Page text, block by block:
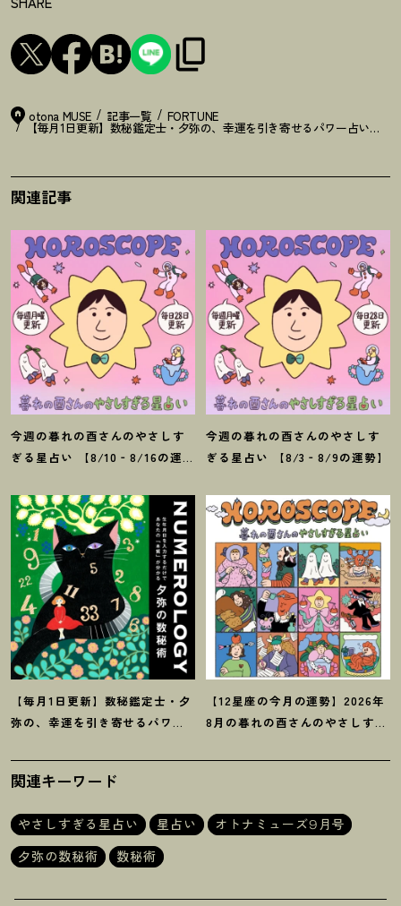
otona MUSE 記事一覧 FORTUNE
【毎月1日更新】数秘鑑定士・夕弥の、幸運を引き寄せるパワー占い【5
関連記事
今週の暮れの酉さんのやさしす
ぎる星占い 【8/10‐8/16の運
今週の暮れの酉さんのやさしす
ぎる星占い 【8/3‐8/9の運勢】
【毎月1日更新】数秘鑑定士・夕
弥の、幸運を引き寄せるパワー
【12星座の今月の運勢】2026年
8月の暮れの酉さんのやさしすぎ
関連キーワード
やさしすぎる星占い 星占い
オトナミューズ9月号
夕弥の数秘術
数秘術